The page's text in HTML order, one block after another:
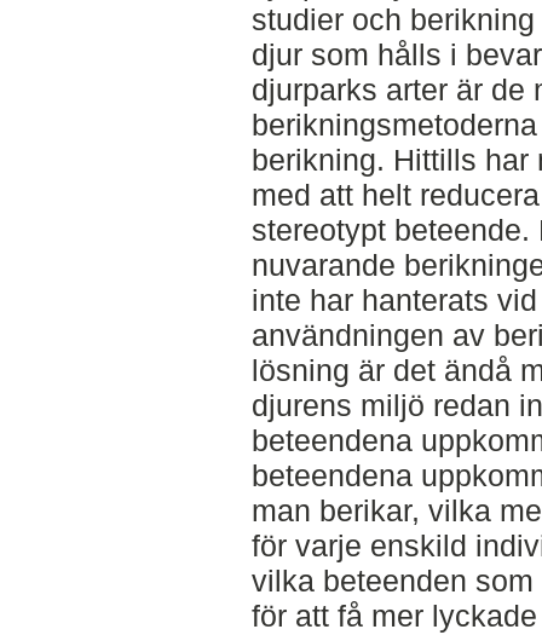
studier och
djur som hålls i
djurparks arter är de
berikning. Hittills har
med att helt
stereotypt
nuvarande
inte har hanterats
användningen av
lösning är det ändå
djurens miljö redan
beteendena
beteendena
man berikar, vilka
för varje enskild
vilka beteenden
för att få mer